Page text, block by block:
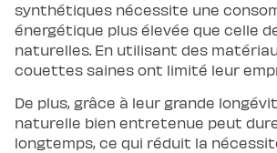
synthétiques nécessite une
énergétique plus élevée que celle
naturelles. En utilisant des
couettes saines ont limité leur
De plus, grâce à leur grande
naturelle bien entretenue peut
longtemps, ce qui réduit la